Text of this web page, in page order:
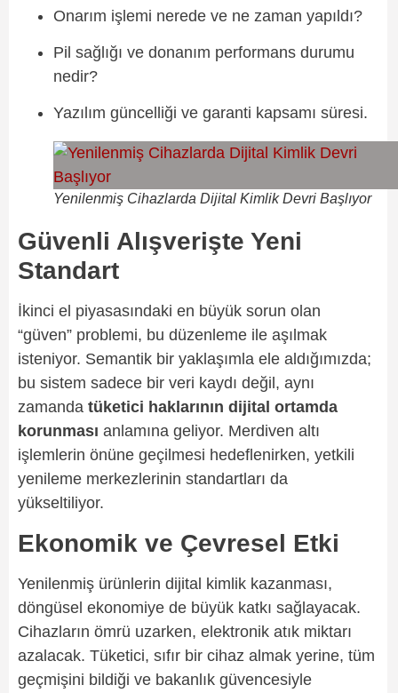
Onarım işlemi nerede ve ne zaman yapıldı?
Pil sağlığı ve donanım performans durumu
nedir?
Yazılım güncelliği ve garanti kapsamı süresi.
Yenilenmiş Cihazlarda Dijital Kimlik Devri Başlıyor
Güvenli Alışverişte Yeni
Standart
İkinci el piyasasındaki en büyük sorun olan
“güven” problemi, bu düzenleme ile aşılmak
isteniyor. Semantik bir yaklaşımla ele aldığımızda;
bu sistem sadece bir veri kaydı değil, aynı
zamanda tüketici haklarının dijital ortamda
korunması anlamına geliyor. Merdiven altı
işlemlerin önüne geçilmesi hedeflenirken, yetkili
yenileme merkezlerinin standartları da
yükseltiliyor.
Ekonomik ve Çevresel Etki
Yenilenmiş ürünlerin dijital kimlik kazanması,
döngüsel ekonomiye de büyük katkı sağlayacak.
Cihazların ömrü uzarken, elektronik atık miktarı
azalacak. Tüketici, sıfır bir cihaz almak yerine, tüm
geçmişini bildiği ve bakanlık güvencesiyle